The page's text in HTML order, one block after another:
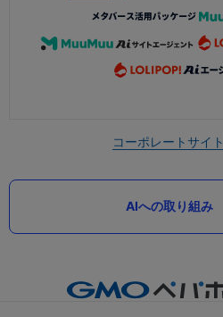
コーポレートサイト
AIへの取り組み